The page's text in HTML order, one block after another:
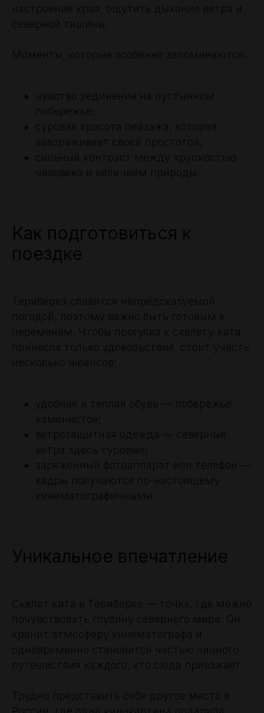
настроение края, ощутить дыхание ветра и
северной тишины.
Моменты, которые особенно запоминаются:
чувство уединения на пустынном
побережье;
суровая красота пейзажа, которая
завораживает своей простотой;
сильный контраст между хрупкостью
человека и величием природы.
Как подготовиться к
поездке
Териберка славится непредсказуемой
погодой, поэтому важно быть готовым к
переменам. Чтобы прогулка к скелету кита
принесла только удовольствие, стоит учесть
несколько нюансов:
удобная и теплая обувь — побережье
каменистое;
ветрозащитная одежда — северные
ветра здесь суровые;
заряженный фотоаппарат или телефон —
кадры получаются по-настоящему
кинематографичными.
Уникальное впечатление
Скелет кита в Териберке — точка, где можно
почувствовать глубину северного мира. Он
хранит атмосферу кинематографа и
одновременно становится частью личного
путешествия каждого, кто сюда приезжает.
Трудно представить себе другое место в